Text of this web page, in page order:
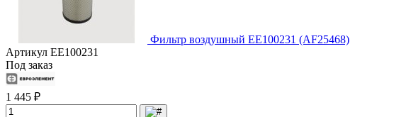
Фильтр воздушный EE100231 (AF25468)
Артикул EE100231
Под заказ
1 445 ₽